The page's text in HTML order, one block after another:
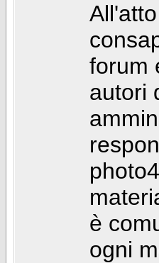
forum
autori
è
ogni